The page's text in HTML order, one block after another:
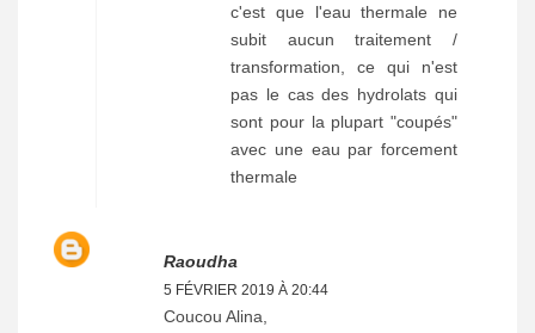
c'est que l'eau thermale ne
subit aucun traitement /
transformation, ce qui n'est
pas le cas des hydrolats qui
sont pour la plupart "coupés"
avec une eau par forcement
thermale
Raoudha
5 FÉVRIER 2019 À 20:44
Coucou Alina,